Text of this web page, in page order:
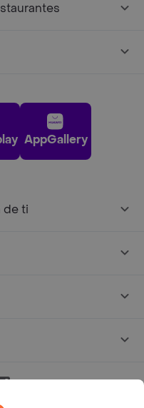
AppGallery
de ti
Instagram